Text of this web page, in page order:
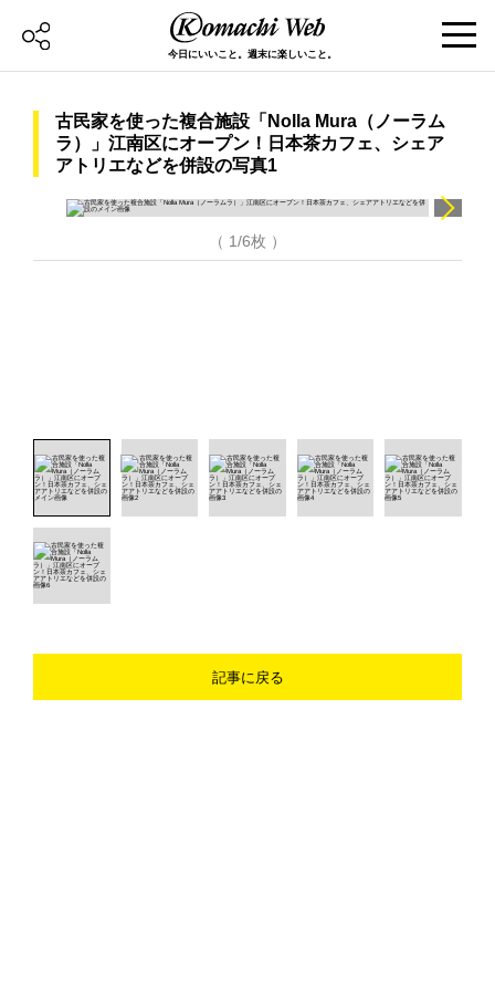
今日にいいこと。週末に楽しいこと。
古民家を使った複合施設「Nolla Mura（ノーラム
ラ）」江南区にオープン！日本茶カフェ、シェア
アトリエなどを併設の写真1
（ 1/6枚 ）
記事に戻る